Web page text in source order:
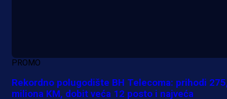
PROMO
Rekordno polugodište BH Telecoma: prihodi
miliona KM, dobit veća 12 posto i najveća